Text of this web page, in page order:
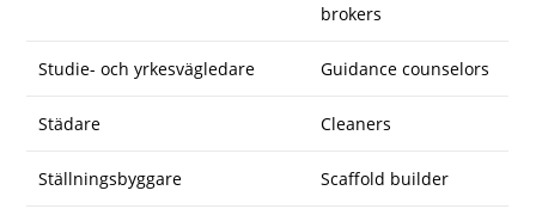
brokers
Studie- och yrkesvägledare Guidance counselors
Städare Cleaners
Ställningsbyggare Scaffold builder